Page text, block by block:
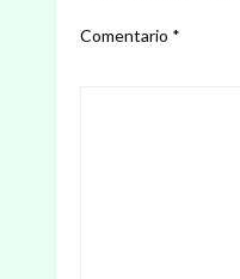
Comentario *